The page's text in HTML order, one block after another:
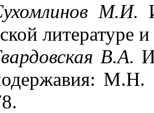
М.И.
В.А.
М.Н.